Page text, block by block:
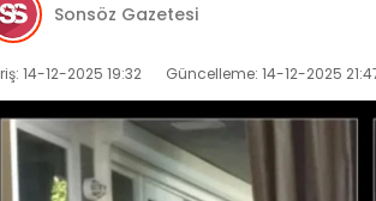
Sonsöz Gazetesi
14-12-2025 19:32 Güncelleme: 14-12-2025